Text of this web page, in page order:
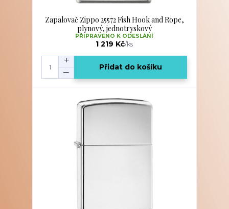
Zapalovač Zippo 25572 Fish Hook and Rope,
plynový, jednotryskový
1 219 Kč/ks
PŘIPRAVENO K ODESLÁNÍ
Přidat do košíku